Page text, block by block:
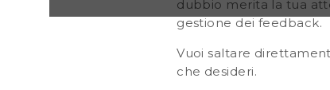
dubbio merita la tua
gestione dei feedback.
Vuoi saltare
che desideri.